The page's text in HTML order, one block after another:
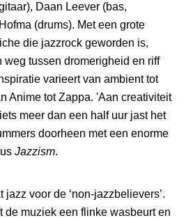
Daan Leever (bas,
(drums). Met een grote
die jazzrock geworden is,
weg tussen dromerigheid en riff
varieert van ambient tot
Anime tot Zappa. 'Aan creativiteit
meer dan een half uur jast het
doorheen met een enorme
Jazzism.
jazz voor de ‘non-jazzbelievers’.
de muziek een flinke wasbeurt en